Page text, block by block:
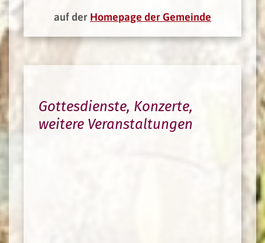
auf der Homepage der Gemeinde
Gottesdienste, Konzerte,
weitere Veranstaltungen